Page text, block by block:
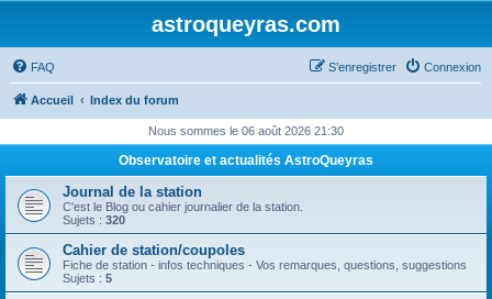
astroqueyras.com
FAQ Connexion
S’enregistrer
Accueil Index du forum
Nous sommes le 06 août 2026 21:30
Observatoire et actualités AstroQueyras
Journal de la station
C'est le Blog ou cahier journalier de la station.
Sujets : 320
Cahier de station/coupoles
Fiche de station - infos techniques - Vos remarques, questions, suggestions
Sujets : 5